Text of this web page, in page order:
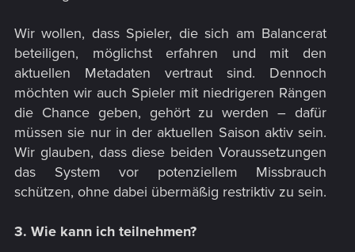
Wir wollen, dass Spieler, die sich am Balancerat
beteiligen, möglichst erfahren und mit den
aktuellen Metadaten vertraut sind. Dennoch
möchten wir auch Spieler mit niedrigeren Rängen
die Chance geben, gehört zu werden – dafür
müssen sie nur in der aktuellen Saison aktiv sein.
Wir glauben, dass diese beiden Voraussetzungen
das System vor potenziellem Missbrauch
schützen, ohne dabei übermäßig restriktiv zu sein.​
3. Wie kann ich teilnehmen?